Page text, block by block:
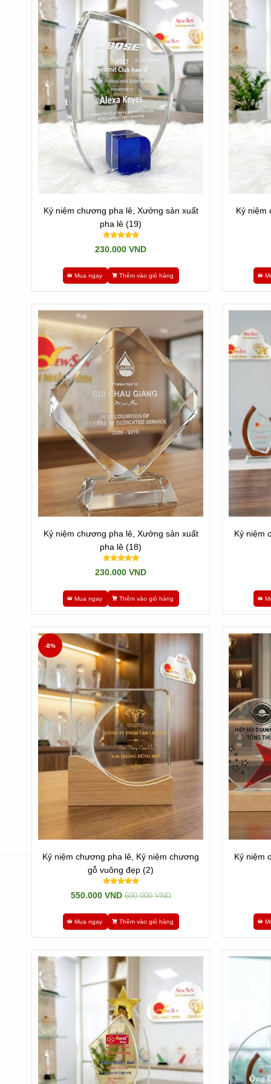
*** Nếu Quí công ty đang cần đơn vị UY TÍN, hãy đến với
Có thể tham khảo thêm nhiều sản phẩm tương tựKỷ
Cúp sự kiện
Hoặc quay về Trang chủ
Kỷ niệm chương pha lê, Xưởng sản xuất
pha lê (19)
230.000 VND
Mua ngay Thêm vào giỏ hàng
Kỷ niệm
Kỷ niệm chương pha lê, Xưởng sản xuất
pha lê (18)
230.000 VND
Mua ngay Thêm vào giỏ hàng
Kỷ niệm
Kỷ niệm chương pha lê, Kỷ niệm chương
gỗ vuông đẹp (2)
550.000 VND 600.000 VND
-8%
Mua ngay Thêm vào giỏ hàng
Kỷ niệm